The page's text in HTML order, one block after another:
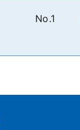
No.1